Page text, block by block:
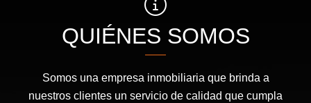
QUIÉNES SOMOS
Somos una empresa inmobiliaria que brinda a
nuestros clientes un servicio de calidad que cumpla